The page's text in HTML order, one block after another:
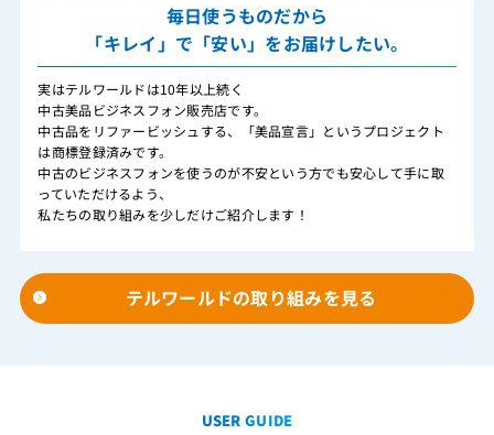
毎日使うものだから
「キレイ」で「安い」をお届けしたい。
実はテルワールドは10年以上続く
中古美品ビジネスフォン販売店です。
中古品をリファービッシュする、「美品宣言」というプロジェクト
は商標登録済みです。
中古のビジネスフォンを使うのが不安という方でも安心して手に取
っていただけるよう、
私たちの取り組みを少しだけご紹介します！
テルワールドの取り組みを見る
USER GUIDE